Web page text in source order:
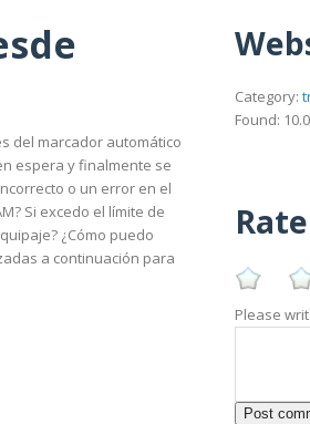
del marcador automático
espera y finalmente se
o un error en el
Si excedo el límite de
¿Cómo puedo
a continuación para
Category:
Found:
Please